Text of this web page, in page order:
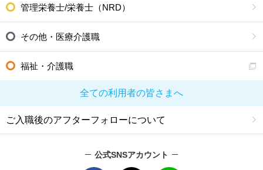
管理栄養士/栄養士（NRD）
その他・医療介護職
福祉・介護職
全ての利用者の皆さまへ
ご入職後のアフターフォローについて
公式SNSアカウント